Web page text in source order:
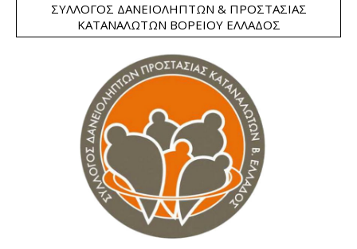
ΣΎΛΛΟΓΟΣ ΔΑΝΕΙΟΛΗΠΤΏΝ & ΠΡΟΣΤΑΣΊΑΣ
ΚΑΤΑΝΑΛΩΤΏΝ ΒΟΡΕΊΟΥ ΕΛΛΆΔΟΣ